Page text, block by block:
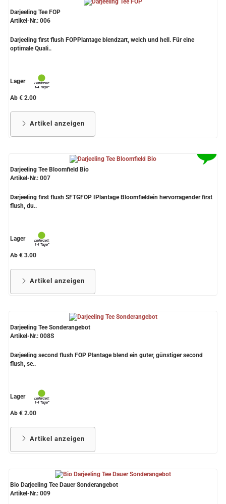
Darjeeling Tee FOP
Artikel-Nr.: 006
Darjeeling first flush FOPPlantage blendzart, weich und hell. Für eine
optimale Quali..
Lager
Ab € 2.00
Artikel anzeigen
Darjeeling Tee Bloomfield Bio
Artikel-Nr.: 007
Darjeeling first flush SFTGFOP IPlantage Bloomfieldein hervorragender first
flush, du..
Lager
Ab € 3.00
Artikel anzeigen
Darjeeling Tee Sonderangebot
Artikel-Nr.: 008S
Darjeeling second flush FOP Plantage blend ein guter, günstiger second
flush, se..
Lager
Ab € 2.00
Artikel anzeigen
Bio Darjeeling Tee Dauer Sonderangebot
Artikel-Nr.: 009